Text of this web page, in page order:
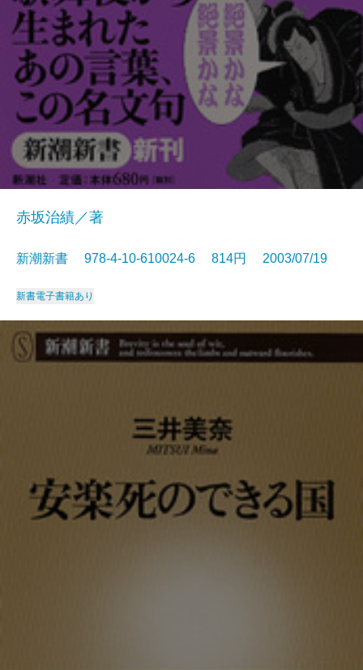
赤坂治績／著
新潮新書 978-4-10-610024-6 814円 2003/07/19
新書電子書籍あり